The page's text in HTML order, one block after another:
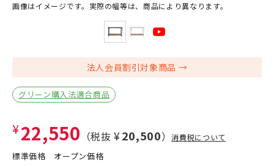
画像はイメージです。実際の幅等は、商品により異なります。
法人会員割引対象商品
グリーン購入法適合商品
¥22,550 （税抜 ¥20,500）消費税について
標準価格 オープン価格